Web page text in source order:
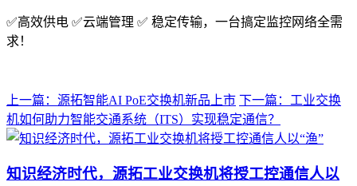
✅高效供电 ✅云端管理 ✅ 稳定传输，一台搞定监控网络全需
求！
上一篇：源拓智能AI PoE交换机新品上市 下一篇：工业交换
机如何助力智能交通系统（ITS）实现稳定通信？
知识经济时代，源拓工业交换机将授工控通信人以